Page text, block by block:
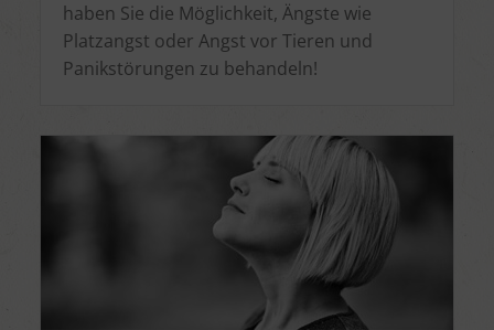
haben Sie die Möglichkeit, Ängste wie
Platzangst oder Angst vor Tieren und
Panikstörungen zu behandeln!